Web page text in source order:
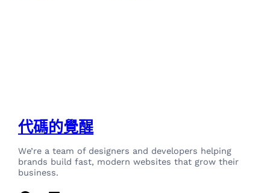
代碼的覺醒
We’re a team of designers and developers helping
brands build fast, modern websites that grow their
business.